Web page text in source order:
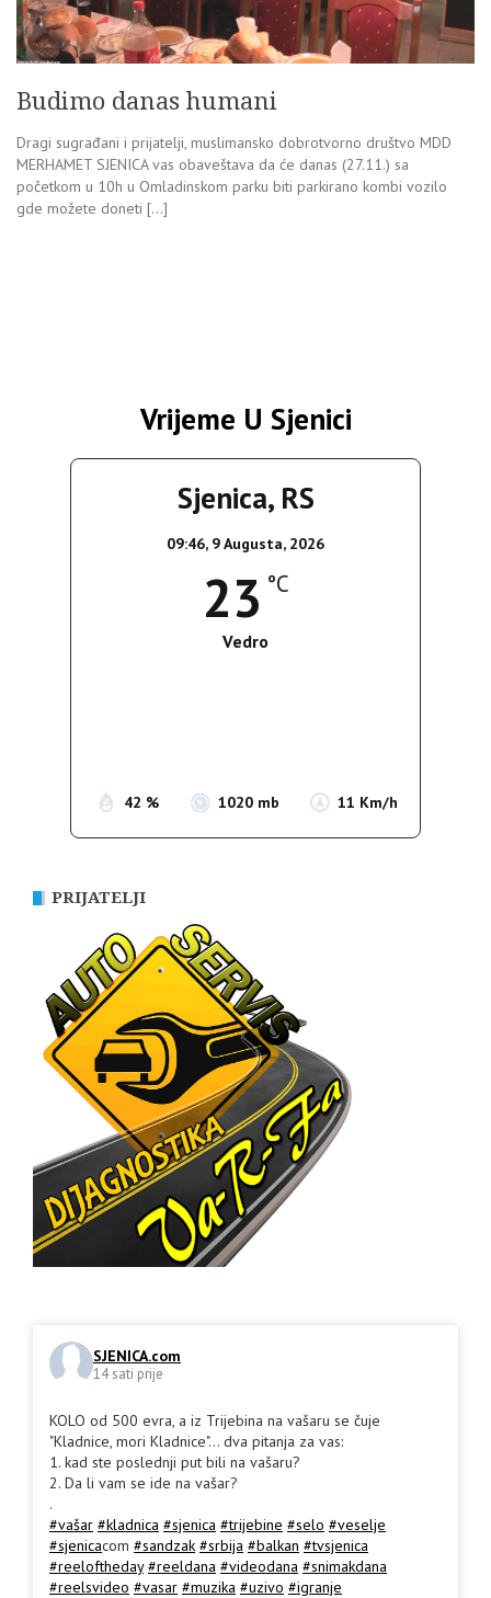
Budimo danas humani
Dragi sugrađani i prijatelji, muslimansko dobrotvorno društvo MDD
MERHAMET SJENICA vas obaveštava da će danas (27.11.) sa
početkom u 10h u Omladinskom parku biti parkirano kombi vozilo
gde možete doneti […]
Vrijeme U Sjenici
Sjenica, RS
09:46, 9 Augusta, 2026
23 °C
Vedro
42 % 1020 mb 11 Km/h
PRIJATELJI
SJENICA.com
14 sati prije
KOLO od 500 evra, a iz Trijebina na vašaru se čuje
"Kladnice, mori Kladnice"... dva pitanja za vas:
1. kad ste poslednji put bili na vašaru?
2. Da li vam se ide na vašar?
.
#vašar #kladnica #sjenica #trijebine #selo #veselje
#sjenicacom #sandzak #srbija #balkan #tvsjenica
#reeloftheday #reeldana #videodana #snimakdana
#reelsvideo #vasar #muzika #uzivo #igranje